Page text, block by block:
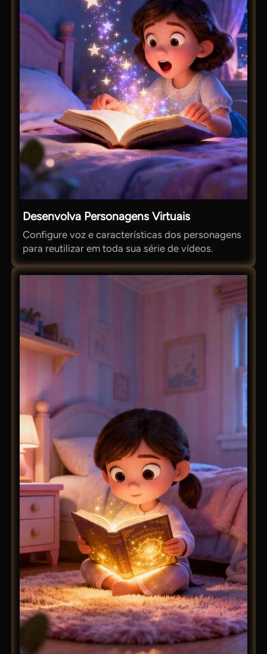
Desenvolva Personagens Virtuais
Configure voz e características dos personagens
para reutilizar em toda sua série de vídeos.